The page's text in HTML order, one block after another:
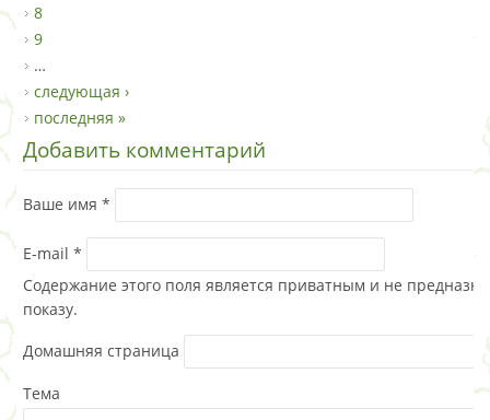
8
9
…
следующая ›
последняя »
Добавить комментарий
Ваше имя *
E-mail *
Содержание этого поля является приватным и не
показу.
Домашняя страница
Тема